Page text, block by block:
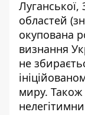
Луганської,
областей
окупована
визнання
не
миру.